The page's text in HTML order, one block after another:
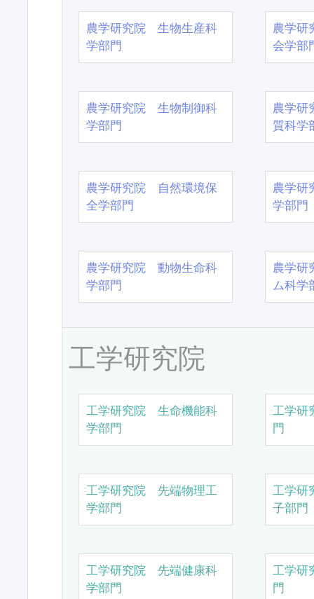
農学研究院 生物生産科
学部門
農学
会学部
農学研究院 生物制御科
学部門
農学
質科学
農学研究院 自然環境保
全学部門
農学
学部門
農学研究院 動物生命科
学部門
農学
ム科学
工学研究院
工学研究院 生命機能科
学部門
工学研
門
工学研究院 先端物理工
学部門
工学研
子部門
工学研究院 先端健康科
学部門
工学研
門